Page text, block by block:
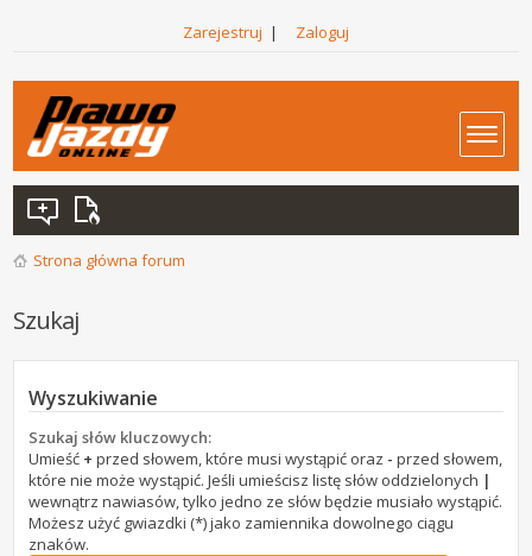
Zarejestruj | Zaloguj
Strona główna forum
Szukaj
Wyszukiwanie
Szukaj słów kluczowych:
Umieść + przed słowem, które musi wystąpić oraz - przed słowem,
które nie może wystąpić. Jeśli umieścisz listę słów oddzielonych |
wewnątrz nawiasów, tylko jedno ze słów będzie musiało wystąpić.
Możesz użyć gwiazdki (*) jako zamiennika dowolnego ciągu
znaków.